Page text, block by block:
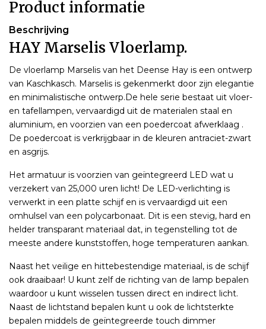
Product informatie
Beschrijving
HAY Marselis Vloerlamp.
De vloerlamp Marselis van het Deense Hay is een ontwerp
van Kaschkasch. Marselis is gekenmerkt door zijn elegantie
en minimalistische ontwerp.De hele serie bestaat uit vloer-
en tafellampen, vervaardigd uit de materialen staal en
aluminium, en voorzien van een poedercoat afwerklaag .
De poedercoat is verkrijgbaar in de kleuren antraciet-zwart
en asgrijs.
Het armatuur is voorzien van geïntegreerd LED wat u
verzekert van 25,000 uren licht! De LED-verlichting is
verwerkt in een platte schijf en is vervaardigd uit een
omhulsel van een polycarbonaat. Dit is een stevig, hard en
helder transparant materiaal dat, in tegenstelling tot de
meeste andere kunststoffen, hoge temperaturen aankan.
Naast het veilige en hittebestendige materiaal, is de schijf
ook draaibaar! U kunt zelf de richting van de lamp bepalen
waardoor u kunt wisselen tussen direct en indirect licht.
Naast de lichtstand bepalen kunt u ook de lichtsterkte
bepalen middels de geïntegreerde touch dimmer